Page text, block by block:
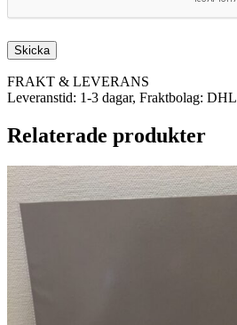
FRAKT & LEVERANS
Leveranstid: 1-3 dagar, Fraktbolag: DHL
Relaterade produkter